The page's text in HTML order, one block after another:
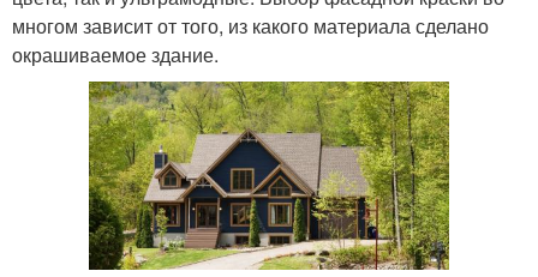
многом зависит от того, из какого материала сделано
окрашиваемое здание.